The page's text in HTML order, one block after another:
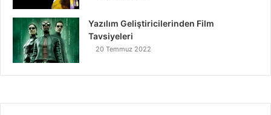
Yazılım Geliştiricilerinden Film
Tavsiyeleri
20 Temmuz 2022